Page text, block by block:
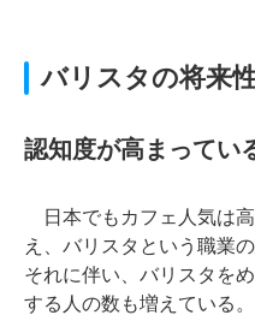
バリスタの将来
認知度が高まってい
日本でもカフェ人気は
え、バリスタという職業
それに伴い、バリスタを
する人の数も増えている